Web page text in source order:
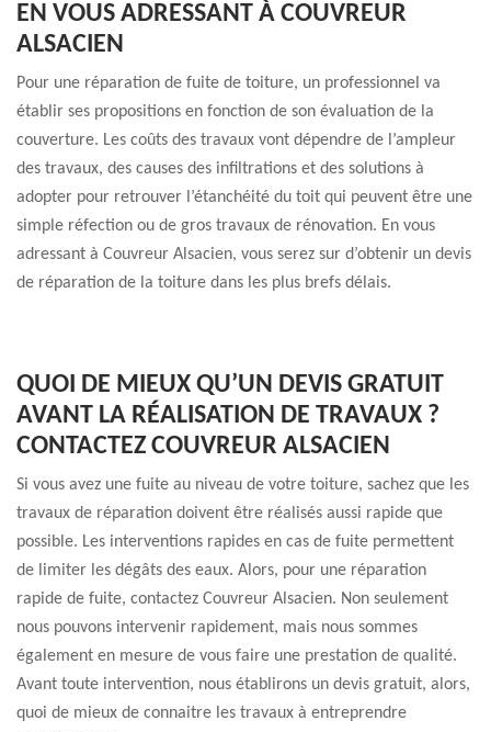
EN VOUS ADRESSANT À COUVREUR
ALSACIEN
Pour une réparation de fuite de toiture, un professionnel va
établir ses propositions en fonction de son évaluation de la
couverture. Les coûts des travaux vont dépendre de l’ampleur
des travaux, des causes des infiltrations et des solutions à
adopter pour retrouver l’étanchéité du toit qui peuvent être une
simple réfection ou de gros travaux de rénovation. En vous
adressant à Couvreur Alsacien, vous serez sur d’obtenir un devis
de réparation de la toiture dans les plus brefs délais.
QUOI DE MIEUX QU’UN DEVIS GRATUIT
AVANT LA RÉALISATION DE TRAVAUX ?
CONTACTEZ COUVREUR ALSACIEN
Si vous avez une fuite au niveau de votre toiture, sachez que les
travaux de réparation doivent être réalisés aussi rapide que
possible. Les interventions rapides en cas de fuite permettent
de limiter les dégâts des eaux. Alors, pour une réparation
rapide de fuite, contactez Couvreur Alsacien. Non seulement
nous pouvons intervenir rapidement, mais nous sommes
également en mesure de vous faire une prestation de qualité.
Avant toute intervention, nous établirons un devis gratuit, alors,
quoi de mieux de connaitre les travaux à entreprendre